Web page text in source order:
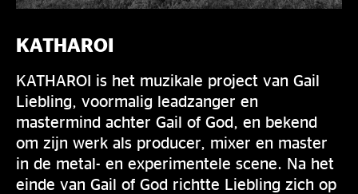
KATHAROI
KATHAROI is het muzikale project van Gail
Liebling, voormalig leadzanger en
mastermind achter Gail of God, en bekend
om zijn werk als producer, mixer en master
in de metal- en experimentele scene. Na het
einde van Gail of God richtte Liebling zich op